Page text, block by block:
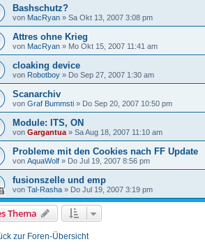
Bashschutz?
von MacRyan » Sa Okt 13, 2007 3:08 pm
Attres ohne Krieg
von MacRyan » Mo Okt 15, 2007 11:41 am
cloaking device
von Robotboy » Do Sep 27, 2007 1:30 am
Scanarchiv
von Graf Bummsti » Do Sep 20, 2007 10:50 pm
Module: ITS, ON
von Gargantua » Sa Aug 18, 2007 11:10 am
Probleme mit den Cookies nach FF Update
von AquaWolf » Do Jul 19, 2007 8:56 pm
fusionszelle und emp
von Tal-Rasha » Do Jul 19, 2007 3:19 pm
Thema
zur Foren-Übersicht